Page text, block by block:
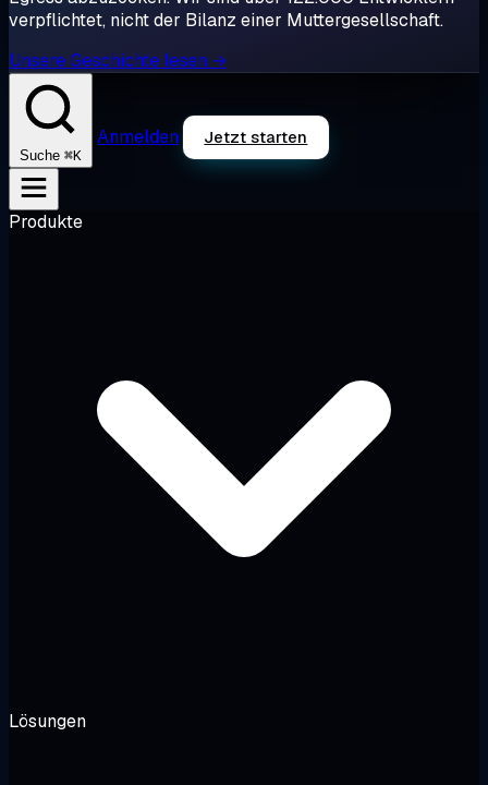
verpflichtet, nicht der Bilanz einer Muttergesellschaft.
Unsere Geschichte lesen →
Suche ⌘K
Anmelden Jetzt starten
Produkte
Lösungen